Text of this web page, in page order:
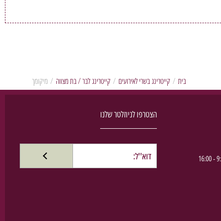
בית / קייטרינג בשרי לאירועים / קייטרינג לבר / בת מצווה / מיקומך
הצטרפו לניוזלטר שלנו